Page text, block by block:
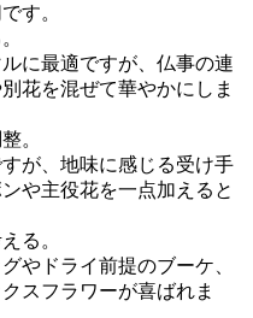
す。
に最適ですが、仏事の連
花を混ぜて華やかにしま
。
が、地味に感じる受け手
や主役花を一点加えると
る。
やドライ前提のブーケ、
スフラワーが喜ばれま